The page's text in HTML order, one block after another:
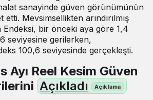
sanayinde güven görünümünün
etti. Mevsimsellikten arındırılmış
Endeksi, bir önceki aya göre 1,4
seviyesine gerilerken,
100,6 seviyesinde gerçekleşti.
Ayı Reel Kesim Güven
Açıkladı